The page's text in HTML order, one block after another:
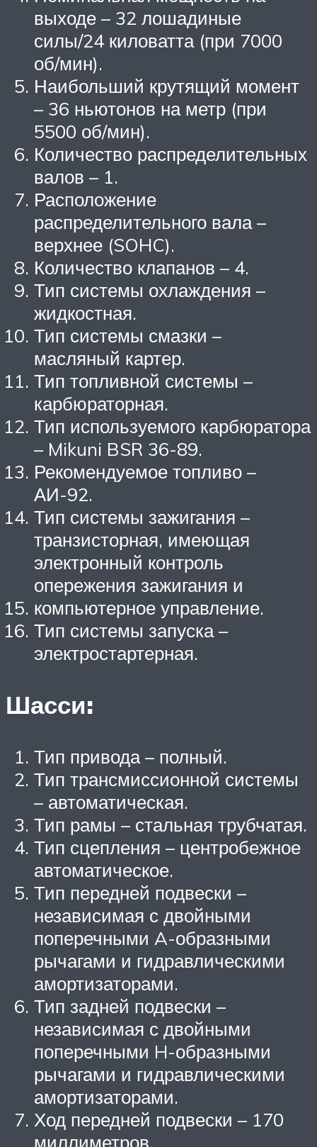
выходе – 32 лошадиные
силы/24 киловатта (при 7000
об/мин).
Наибольший крутящий момент
– 36 ньютонов на метр (при
5500 об/мин).
Количество распределительных
валов – 1.
Расположение
распределительного вала –
верхнее (SOHC).
Количество клапанов – 4.
Тип системы охлаждения –
жидкостная.
Тип системы смазки –
масляный картер.
Тип топливной системы –
карбюраторная.
Тип используемого карбюратора
– Mikuni BSR 36-89.
Рекомендуемое топливо –
АИ-92.
Тип системы зажигания –
транзисторная, имеющая
электронный контроль
опережения зажигания и
компьютерное управление.
Тип системы запуска –
электростартерная.
Шасси:
Тип привода – полный.
Тип трансмиссионной системы
– автоматическая.
Тип рамы – стальная трубчатая.
Тип сцепления – центробежное
автоматическое.
Тип передней подвески –
независимая с двойными
поперечными A-образными
рычагами и гидравлическими
амортизаторами.
Тип задней подвески –
независимая с двойными
поперечными H-образными
рычагами и гидравлическими
амортизаторами.
Ход передней подвески – 170
миллиметров.